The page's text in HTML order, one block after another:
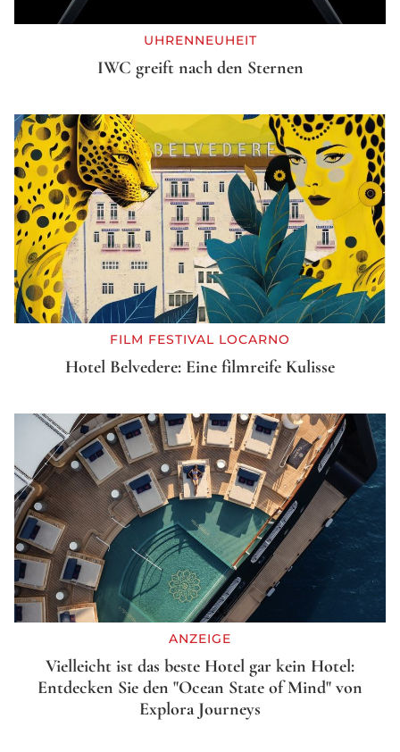
UHRENNEUHEIT
IWC greift nach den Sternen
FILM FESTIVAL LOCARNO
Hotel Belvedere: Eine filmreife Kulisse
ANZEIGE
Vielleicht ist das beste Hotel gar kein Hotel:
Entdecken Sie den "Ocean State of Mind" von
Explora Journeys